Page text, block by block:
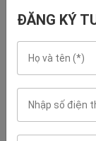
Chấn thương
các bệnh lý
Các lĩnh vực
Gãy xương và
Chấn thương
ĐĂNG KÝ